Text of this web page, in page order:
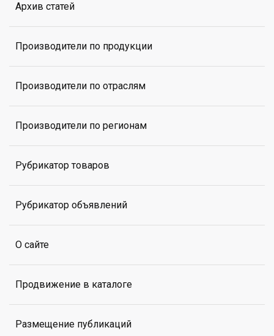
Архив статей
Производители по продукции
Производители по отраслям
Производители по регионам
Рубрикатор товаров
Рубрикатор объявлений
О сайте
Продвижение в каталоге
Размещение публикаций